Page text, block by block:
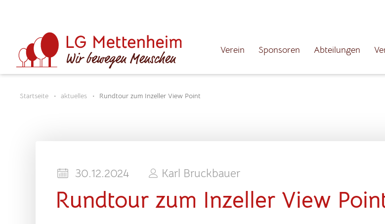
Verein Sponsoren Abteilungen
Startseite aktuelles Rundtour zum Inzeller View Point
30.12.2024 Karl Bruckbauer
Rundtour zum Inzeller View